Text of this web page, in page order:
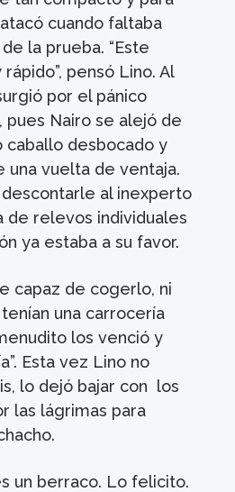
cuando faltaba
la prueba. “Este
rápido”, pensó Lino. Al
por el pánico
Nairo se alejó de
caballo desbocado y
una vuelta de ventaja.
al inexperto
de relevos individuales
ya estaba a su favor.
capaz de cogerlo, ni
una carrocería
los venció y
Esta vez Lino no
lo dejó bajar con los
las lágrimas para
un berraco. Lo felicito.